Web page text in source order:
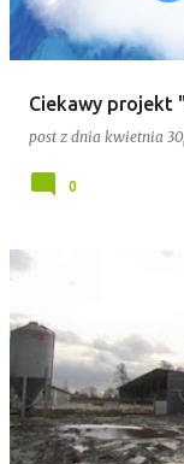
Ciekawy projekt
post z dnia kwietnia
0